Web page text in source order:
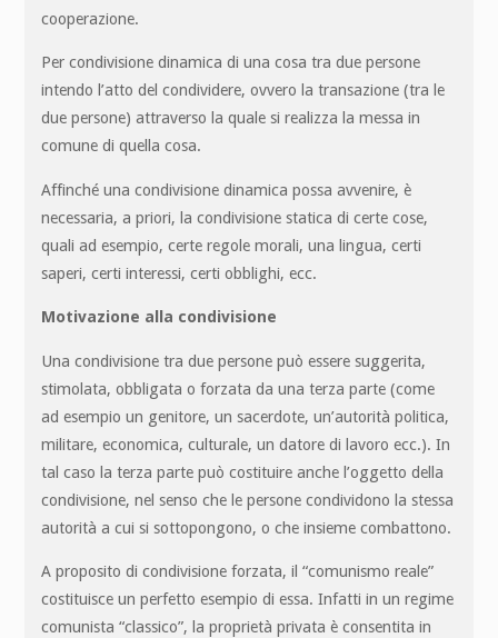
cooperazione.
Per condivisione dinamica di una cosa tra due persone
intendo l’atto del condividere, ovvero la transazione (tra le
due persone) attraverso la quale si realizza la messa in
comune di quella cosa.
Affinché una condivisione dinamica possa avvenire, è
necessaria, a priori, la condivisione statica di certe cose,
quali ad esempio, certe regole morali, una lingua, certi
saperi, certi interessi, certi obblighi, ecc.
Motivazione alla condivisione
Una condivisione tra due persone può essere suggerita,
stimolata, obbligata o forzata da una terza parte (come
ad esempio un genitore, un sacerdote, un’autorità politica,
militare, economica, culturale, un datore di lavoro ecc.). In
tal caso la terza parte può costituire anche l’oggetto della
condivisione, nel senso che le persone condividono la stessa
autorità a cui si sottopongono, o che insieme combattono.
A proposito di condivisione forzata, il “comunismo reale”
costituisce un perfetto esempio di essa. Infatti in un regime
comunista “classico”, la proprietà privata è consentita in